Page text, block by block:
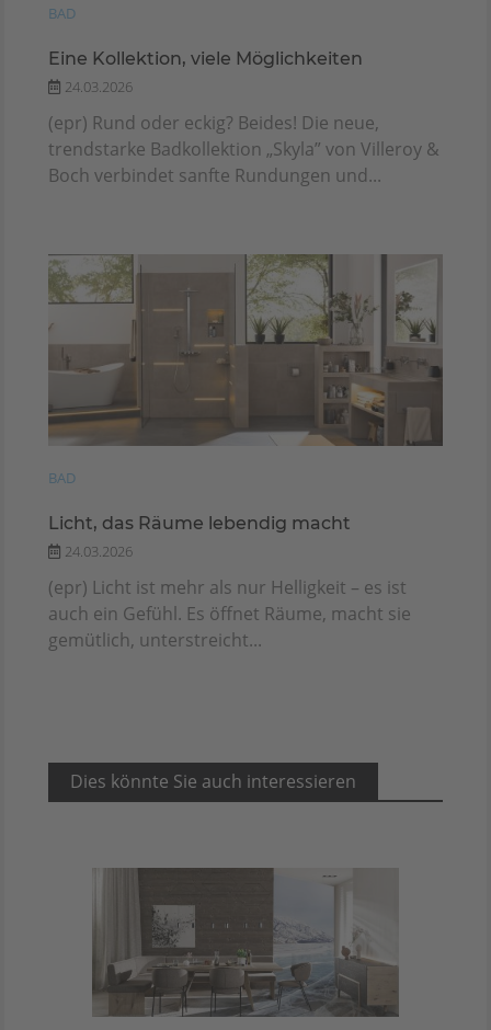
BAD
Eine Kollektion, viele Möglichkeiten
24.03.2026
(epr) Rund oder eckig? Beides! Die neue,
trendstarke Badkollektion „Skyla” von Villeroy &
Boch verbindet sanfte Rundungen und...
BAD
Licht, das Räume lebendig macht
24.03.2026
(epr) Licht ist mehr als nur Helligkeit – es ist
auch ein Gefühl. Es öffnet Räume, macht sie
gemütlich, unterstreicht...
Dies könnte Sie auch interessieren